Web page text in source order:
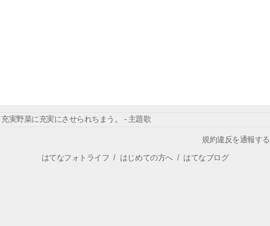
充実野菜に充実にさせられちまう。 - 主題歌
規約違反を通報する
はてなフォトライフ / はじめての方へ/ はてなブログ